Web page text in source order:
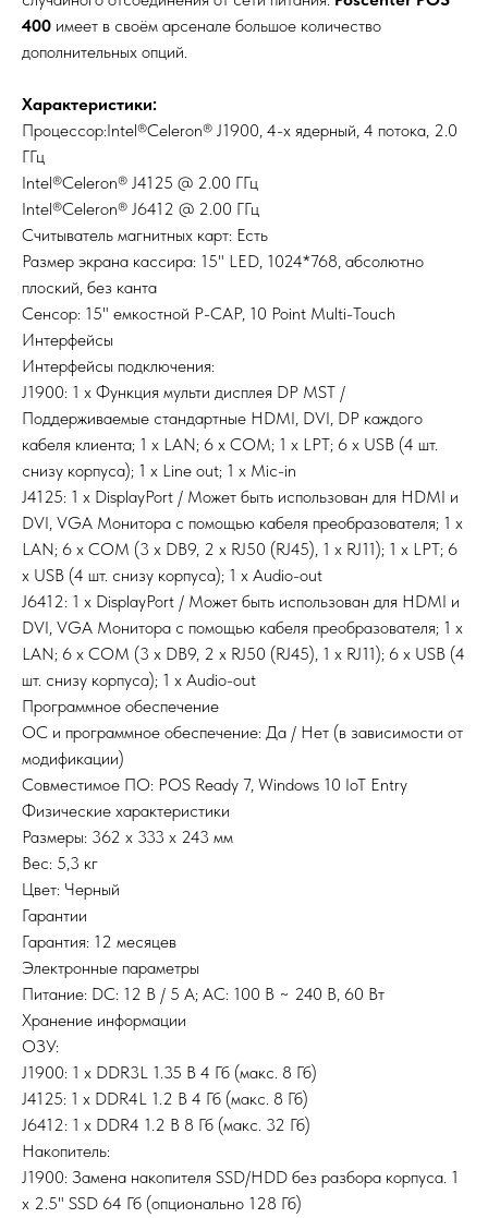
400 имеет в своём арсенале большое количество
дополнительных опций.
Характеристики:
Процессор:Intel®Celeron® J1900, 4-х ядерный, 4 потока, 2.0
ГГц
Intel®Celeron® J4125 @ 2.00 ГГц
Intel®Celeron® J6412 @ 2.00 ГГц
Считыватель магнитных карт: Есть
Размер экрана кассира: 15" LED, 1024*768, абсолютно
плоский, без канта
Сенсор: 15" емкостной P-CAP, 10 Point Multi-Touch
Интерфейсы
Интерфейсы подключения:
J1900: 1 х Функция мульти дисплея DP MST /
Поддерживаемые стандартные HDMI, DVI, DP каждого
кабеля клиента; 1 х LAN; 6 х COM; 1 х LPT; 6 х USB (4 шт.
снизу корпуса); 1 х Line out; 1 х Mic-in
J4125: 1 х DisplayPort / Может быть использован для HDMI и
DVI, VGA Монитора с помощью кабеля преобразователя; 1 х
LAN; 6 х COM (3 х DB9, 2 х RJ50 (RJ45), 1 х RJ11); 1 х LPT; 6
х USB (4 шт. снизу корпуса); 1 х Audio-out
J6412: 1 х DisplayPort / Может быть использован для HDMI и
DVI, VGA Монитора с помощью кабеля преобразователя; 1 х
LAN; 6 х COM (3 х DB9, 2 х RJ50 (RJ45), 1 х RJ11); 6 х USB (4
шт. снизу корпуса); 1 х Audio-out
Программное обеспечение
ОС и программное обеспечение: Да / Нет (в зависимости от
модификации)
Совместимое ПО: POS Ready 7, Windows 10 IoT Entry
Физические характеристики
Размеры: 362 х 333 х 243 мм
Вес: 5,3 кг
Цвет: Черный
Гарантии
Гарантия: 12 месяцев
Электронные параметры
Питание: DC: 12 В / 5 А; AC: 100 В ~ 240 В, 60 Вт
Хранение информации
ОЗУ:
J1900: 1 x DDR3L 1.35 В 4 Гб (макс. 8 Гб)
J4125: 1 х DDR4L 1.2 В 4 Гб (макс. 8 Гб)
J6412: 1 х DDR4 1.2 В 8 Гб (макс. 32 Гб)
Накопитель:
J1900: Замена накопителя SSD/HDD без разбора корпуса. 1
х 2.5" SSD 64 Гб (опционально 128 Гб)